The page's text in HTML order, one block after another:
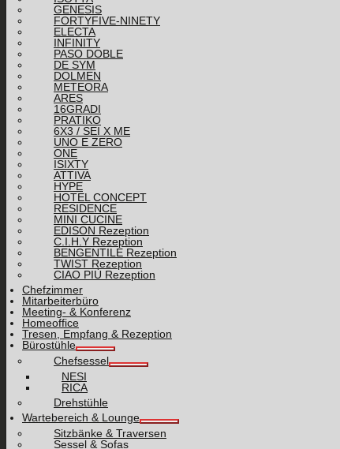
GENESIS
FORTYFIVE-NINETY
ELECTA
INFINITY
PASO DOBLE
DE SYM
DOLMEN
METEORA
ARES
16GRADI
PRATIKO
6X3 / SEI X ME
UNO E ZERO
ONE
ISIXTY
ATTIVA
HYPE
HOTEL CONCEPT
RESIDENCE
MINI CUCINE
EDISON Rezeption
C.I.H.Y Rezeption
BENGENTILE Rezeption
TWIST Rezeption
CIAO PIÙ Rezeption
Chefzimmer
Mitarbeiterbüro
Meeting- & Konferenz
Homeoffice
Tresen, Empfang & Rezeption
Bürostühle
Chefsessel
NESI
RICA
Drehstühle
Wartebereich & Lounge
Sitzbänke & Traversen
Sessel & Sofas